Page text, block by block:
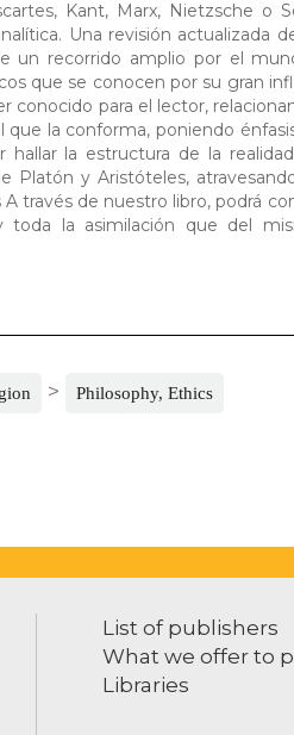
Kant, Marx, Nietzsche o
Una revisión actualizada
un recorrido amplio por el
que se conocen por su gran
conocido para el lector,
la conforma, poniendo
hallar la estructura de la
Platón y Aristóteles,
través de nuestro libro, podrá
toda la asimilación que del
> Philosophy, Ethics
List of publishers
What we offer to
Libraries